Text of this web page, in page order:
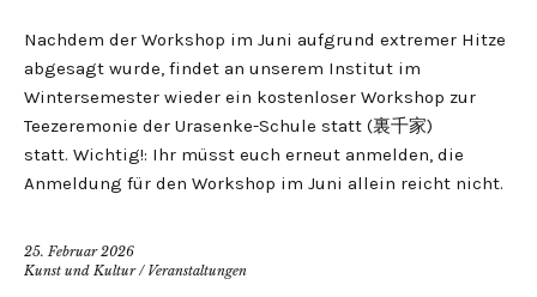
Nachdem der Workshop im Juni aufgrund extremer Hitze
abgesagt wurde, findet an unserem Institut im
Wintersemester wieder ein kostenloser Workshop zur
Teezeremonie der Urasenke-Schule statt (裏千家)
statt. Wichtig!: Ihr müsst euch erneut anmelden, die
Anmeldung für den Workshop im Juni allein reicht nicht.
25. Februar 2026
Kunst und Kultur/ Veranstaltungen